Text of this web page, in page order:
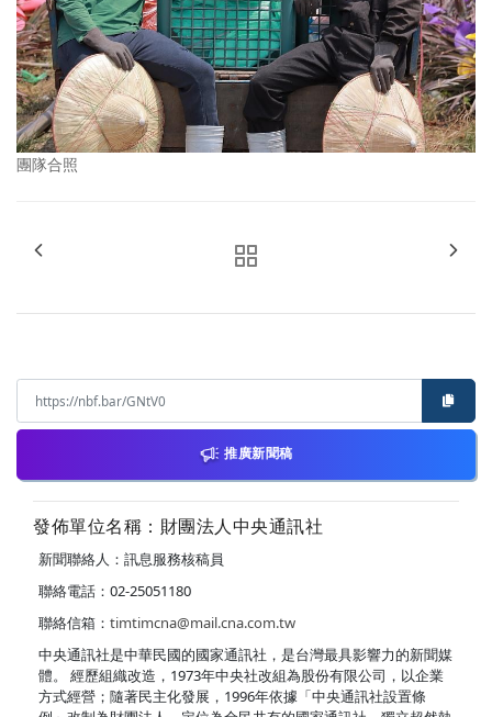
團隊合照
推廣新聞稿
發佈單位名稱：財團法人中央通訊社
新聞聯絡人：訊息服務核稿員
聯絡電話：02-25051180
聯絡信箱： timtimcna@mail.cna.com.tw
中央通訊社是中華民國的國家通訊社，是台灣最具影響力的新聞媒
體。 經歷組織改造，1973年中央社改組為股份有限公司，以企業
方式經營；隨著民主化發展，1996年依據「中央通訊社設置條